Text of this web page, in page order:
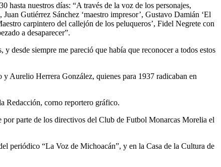
hasta nuestros días: “A través de la voz de los personajes,
Gutiérrez Sánchez ‘maestro impresor’, Gustavo Damián ‘El
carpintero del callejón de los peluqueros’, Fidel Negrete con
a desaparecer”.
desde siempre me pareció que había que reconocer a todos estos
Aurelio Herrera González, quienes para 1937 radicaban en
Redacción, corno reportero gráfico.
parte de los directivos del Club de Futbol Monarcas Morelia el
periódico “La Voz de Michoacán”, y en la Casa de la Cultura de